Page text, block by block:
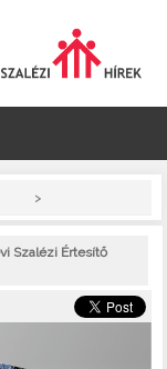
>
Szalézi Értesítő